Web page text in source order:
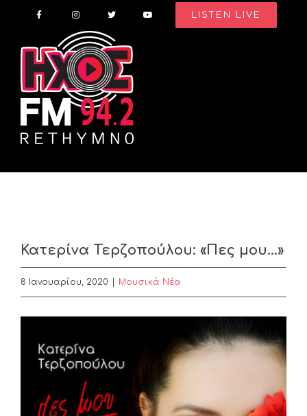
content
LISTEN LIVE
Κατερίνα Τερζοπούλου: «Πες μου…»
8 Ιανουαρίου, 2020 Μουσικά Νέα
Larger
Image